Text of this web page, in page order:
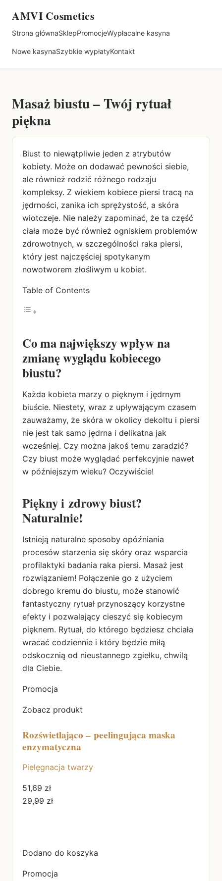
AMVI Cosmetics
Strona głównaSklepPromocjeWypłacalne kasyna
Nowe kasynaSzybkie wypłatyKontakt
Masaż biustu – Twój rytuał
piękna
Biust to niewątpliwie jeden z atrybutów
kobiety. Może on dodawać pewności siebie,
ale również rodzić różnego rodzaju
kompleksy. Z wiekiem kobiece piersi tracą na
jędrności, zanika ich sprężystość, a skóra
wiotczeje. Nie należy zapominać, że ta część
ciała może być również ogniskiem problemów
zdrowotnych, w szczególności raka piersi,
który jest najczęściej spotykanym
nowotworem złośliwym u kobiet.
Table of Contents
Co ma największy wpływ na
zmianę wyglądu kobiecego
biustu?
Każda kobieta marzy o pięknym i jędrnym
biuście. Niestety, wraz z upływającym czasem
zauważamy, że skóra w okolicy dekoltu i piersi
nie jest tak samo jędrna i delikatna jak
wcześniej. Czy można jakoś temu zaradzić?
Czy biust może wyglądać perfekcyjnie nawet
w późniejszym wieku? Oczywiście!
Piękny i zdrowy biust?
Naturalnie!
Istnieją naturalne sposoby opóźniania
procesów starzenia się skóry oraz wsparcia
profilaktyki badania raka piersi. Masaż jest
rozwiązaniem! Połączenie go z użyciem
dobrego kremu do biustu, może stanowić
fantastyczny rytuał przynoszący korzystne
efekty i pozwalający cieszyć się kobiecym
pięknem. Rytuał, do którego będziesz chciała
wracać codziennie i który będzie miłą
odskocznią od nieustannego zgiełku, chwilą
dla Ciebie.
Promocja
Zobacz produkt
Rozświetlająco – peelingująca maska
enzymatyczna
Pielęgnacja twarzy
51,69 zł
29,99 zł
Dodano do koszyka
Promocja